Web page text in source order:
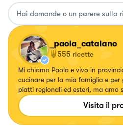
_paola_catalano
555 ricette
Mi chiamo Paola e vivo in
cucinare per la mia famiglia e
piatti regionali ed esteri, ma amo sperimentare anche
ricette con erbe e fiori, confetture
Su... #fattierifattiamodomio
Visita il